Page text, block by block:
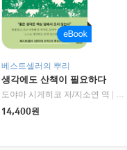
베스트셀러의 뿌리
생각에도 산책이 필요하다
도야마 시게히코 저/지소연 역
알
14,400원